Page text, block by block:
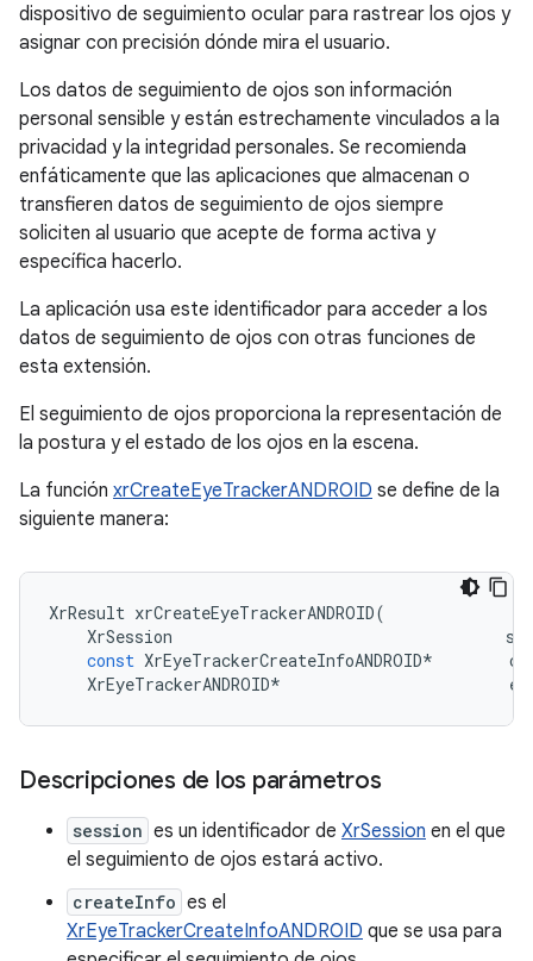
dispositivo de seguimiento ocular para rastrear los ojos y
asignar con precisión dónde mira el usuario.
Los datos de seguimiento de ojos son información
personal sensible y están estrechamente vinculados a la
privacidad y la integridad personales. Se recomienda
enfáticamente que las aplicaciones que almacenan o
transfieren datos de seguimiento de ojos siempre
soliciten al usuario que acepte de forma activa y
específica hacerlo.
La aplicación usa este identificador para acceder a los
datos de seguimiento de ojos con otras funciones de
esta extensión.
El seguimiento de ojos proporciona la representación de
la postura y el estado de los ojos en la escena.
La función xrCreateEyeTrackerANDROID se define de la
siguiente manera:
XrResult xrCreateEyeTrackerANDROID(
XrSession
const XrEyeTrackerCreateInfoANDROID*
XrEyeTrackerANDROID*
Descripciones de los parámetros
session es un identificador de XrSession en el que
el seguimiento de ojos estará activo.
createInfo es el
XrEyeTrackerCreateInfoANDROID que se usa para